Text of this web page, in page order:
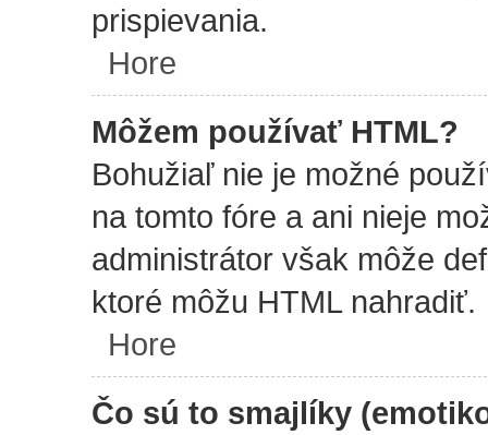
prispievania.
Hore
Môžem používať HTML?
Bohužiaľ nie je možné
na tomto fóre a ani nieje
administrátor však môže
ktoré môžu HTML nahradiť.
Hore
Čo sú to smajlíky